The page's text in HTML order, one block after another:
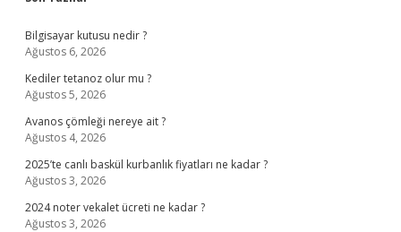
Sidebar
Bilgisayar kutusu nedir ?
Ağustos 6, 2026
Kediler tetanoz olur mu ?
Ağustos 5, 2026
Avanos çömleği nereye ait ?
Ağustos 4, 2026
2025’te canlı baskül kurbanlık fiyatları ne kadar ?
Ağustos 3, 2026
2024 noter vekalet ücreti ne kadar ?
Ağustos 3, 2026